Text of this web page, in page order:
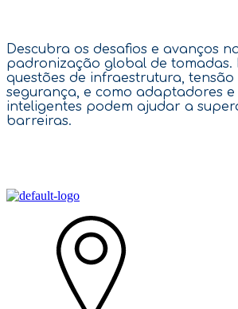
Descubra os desafios e avanços
padronização global de tomadas.
questões de infraestrutura, tensão
segurança, e como adaptadores
inteligentes podem ajudar a
barreiras.